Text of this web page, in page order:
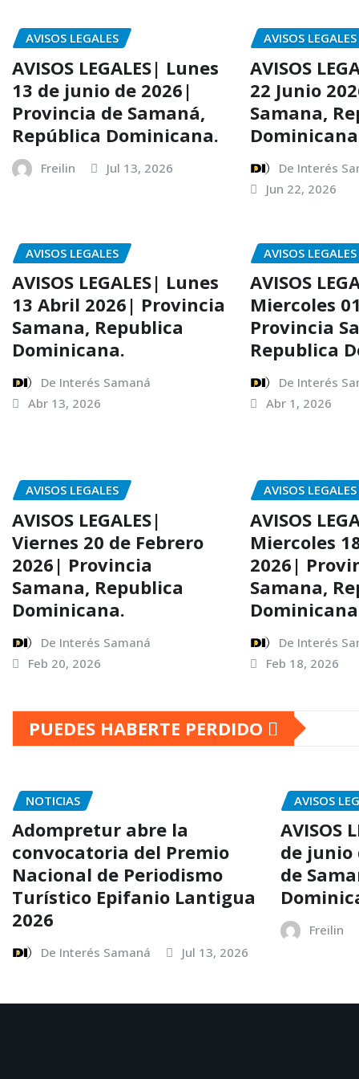
AVISOS LEGALES
AVISOS LEGALES| Lunes
13 de junio de 2026|
Provincia de Samaná,
República Dominicana.
Freilin Jul 13, 2026
AVISOS LEGALES
AVISOS
22 Junio
Samana,
De Interés
Jun 22, 2026
AVISOS LEGALES
AVISOS LEGALES| Lunes
13 Abril 2026| Provincia
Samana, Republica
Dominicana.
De Interés Samaná
Abr 13, 2026
AVISOS LEGALES
AVISOS
Miercoles
Provincia
Republica
De Interés
Abr 1, 2026
AVISOS LEGALES
AVISOS LEGALES|
Viernes 20 de Febrero
2026| Provincia
Samana, Republica
Dominicana.
De Interés Samaná
Feb 20, 2026
AVISOS LEGALES
AVISOS
Miercoles
2026|
Samana,
De Interés
Feb 18, 2026
PUEDES HABERTE PERDIDO
NOTICIAS
Adompretur abre la
convocatoria del Premio
Nacional de Periodismo
Turístico Epifanio Lantigua
2026
De Interés Samaná Jul 13, 2026
AVISOS
AVISOS
de junio
de
Freilin